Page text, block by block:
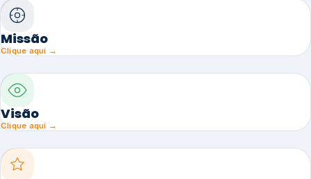
Missão
Clique aqui →
Visão
Clique aqui →